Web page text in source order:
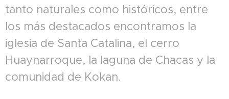
tanto naturales como históricos, entre
los más destacados encontramos la
iglesia de Santa Catalina, el cerro
Huaynarroque, la laguna de Chacas y la
comunidad de Kokan.